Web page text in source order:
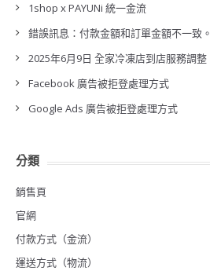
1shop x PAYUNi 統一金流
錯誤訊息：付款金額和訂單金額不一致。
2025年6月9日 全家冷凍店到店服務調整
Facebook 廣告被拒登處理方式
Google Ads 廣告被拒登處理方式
分類
銷售頁
官網
付款方式（金流）
運送方式（物流）